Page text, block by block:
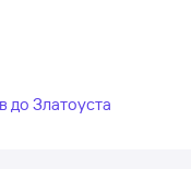
до Златоуста